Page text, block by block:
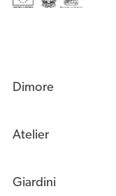
Dimore
Atelier
Giardini